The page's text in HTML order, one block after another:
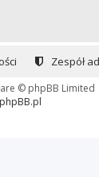
Zespół
© phpBB Limited
phpBB.pl